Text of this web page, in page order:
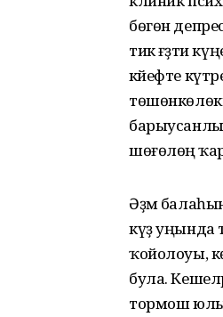
бөгөн
тик ғәҙәти
кәйефте
шөғөлөңә
Әҙәм
күҙ уңында
ҡойолоуы,
була.
тормош